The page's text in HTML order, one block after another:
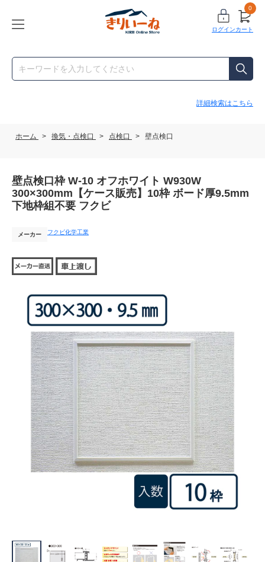
ログイン
0
カート
詳細検索はこちら
ホーム > 換気・点検口 > 点検口 > 壁点検口
壁点検口枠 W-10 オフホワイト W930W
300×300mm【ケース販売】10枠 ボード厚9.5mm
下地枠組不要 フクビ
メーカー フクビ化学工業